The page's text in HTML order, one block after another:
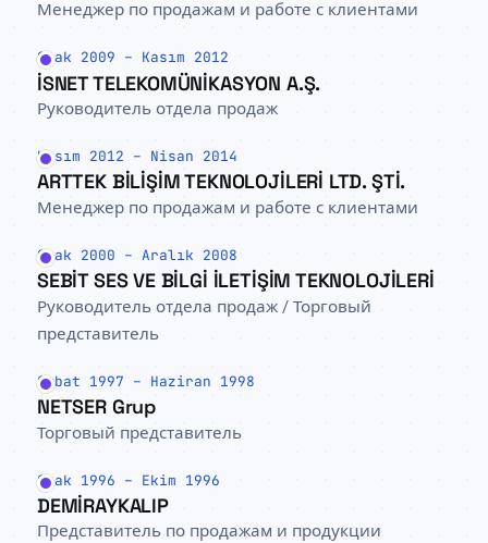
Менеджер по продажам и работе с клиентами
Ocak 2009 – Kasım 2012
İSNET TELEKOMÜNİKASYON A.Ş.
Руководитель отдела продаж
Kasım 2012 – Nisan 2014
ARTTEK BİLİŞİM TEKNOLOJİLERİ LTD. ŞTİ.
Менеджер по продажам и работе с клиентами
Ocak 2000 – Aralık 2008
SEBİT SES VE BİLGİ İLETİŞİM TEKNOLOJİLERİ
Руководитель отдела продаж / Торговый
представитель
Şubat 1997 – Haziran 1998
NETSER Grup
Торговый представитель
Ocak 1996 – Ekim 1996
DEMİRAYKALIP
Представитель по продажам и продукции